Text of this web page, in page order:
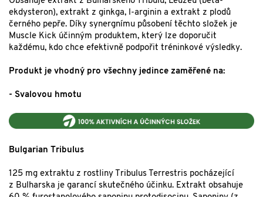
ekdysteron), extrakt z ginkga, l-arginin a extrakt z plodů
černého pepře. Díky synergnímu působení těchto složek je
Muscle Kick účinným produktem, který lze doporučit
každému, kdo chce efektivně podpořit tréninkové výsledky.
Produkt je vhodný pro všechny jedince zaměřené na:
- Svalovou hmotu
Bulgarian Tribulus
125 mg extraktu z rostliny Tribulus Terrestris pocházející
z Bulharska je garancí skutečného účinku. Extrakt obsahuje